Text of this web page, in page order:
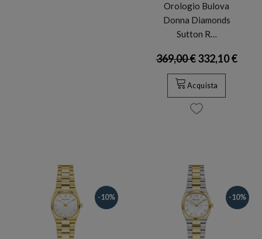
Orologio Bulova
Donna Diamonds
Sutton R…
369,00 €332,10 €
Acquista
-10% -10%